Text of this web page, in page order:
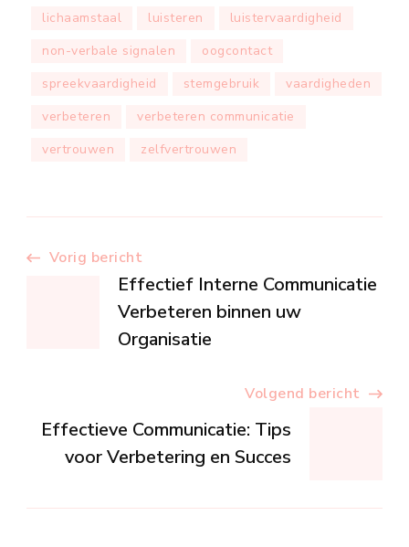
lichaamstaal
luisteren
luistervaardigheid
non-verbale signalen
oogcontact
spreekvaardigheid
stemgebruik
vaardigheden
verbeteren
verbeteren communicatie
vertrouwen
zelfvertrouwen
Berichtnavigatie
Vorig bericht
Effectief Interne Communicatie
Verbeteren binnen uw
Organisatie
Volgend bericht
Effectieve Communicatie: Tips
voor Verbetering en Succes